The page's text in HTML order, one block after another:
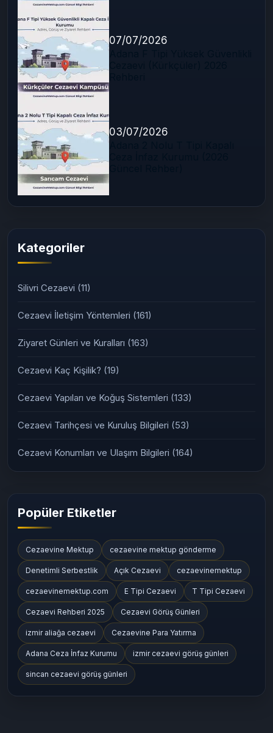
07/07/2026
03/07/2026
Kategoriler
Silivri Cezaevi (11)
Cezaevi İletişim Yöntemleri (161)
Ziyaret Günleri ve Kuralları (163)
Cezaevi Kaç Kişilik? (19)
Cezaevi Yapıları ve Koğuş Sistemleri (133)
Cezaevi Tarihçesi ve Kuruluş Bilgileri (53)
Cezaevi Konumları ve Ulaşım Bilgileri (164)
Popüler Etiketler
Cezaevine Mektup cezaevine mektup gönderme
Denetimli Serbestlik Açık Cezaevi cezaevinemektup
cezaevinemektup.com E Tipi Cezaevi T Tipi Cezaevi
Cezaevi Rehberi 2025 Cezaevi Görüş Günleri
izmir aliağa cezaevi Cezaevine Para Yatırma
Adana Ceza İnfaz Kurumu izmir cezaevi görüş günleri
sincan cezaevi görüş günleri